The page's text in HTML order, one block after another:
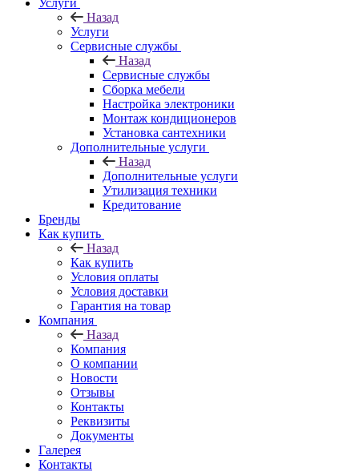
Назад
Услуги
Сервисные службы
Назад
Сервисные службы
Сборка мебели
Настройка электроники
Монтаж кондиционеров
Установка сантехники
Дополнительные услуги
Назад
Дополнительные услуги
Утилизация техники
Кредитование
Бренды
Как купить
Назад
Как купить
Условия оплаты
Условия доставки
Гарантия на товар
Компания
Назад
Компания
О компании
Новости
Отзывы
Контакты
Реквизиты
Документы
Галерея
Контакты